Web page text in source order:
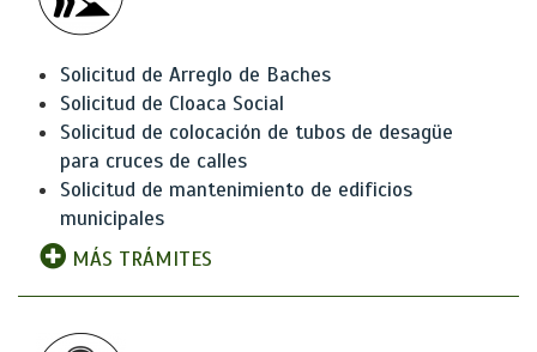
Solicitud de Arreglo de Baches
Solicitud de Cloaca Social
Solicitud de colocación de tubos de desagüe
para cruces de calles
Solicitud de mantenimiento de edificios
municipales
MÁS TRÁMITES